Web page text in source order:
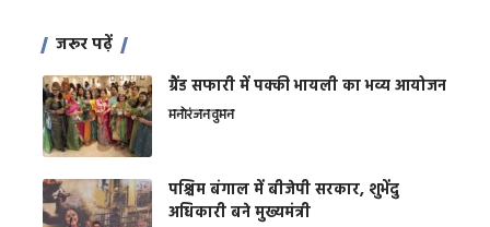
जरूर पढ़ें
ग्रैंड सफारी में पक्की भायली का भव्य आयोजन
मनोरंजनवुमन
पश्चिम बंगाल में बीजेपी सरकार, शुभेंदु
अधिकारी बने मुख्यमंत्री